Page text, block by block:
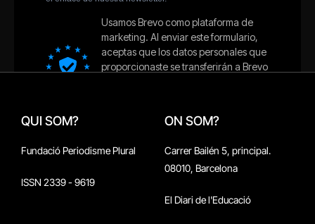
QUI SOM?
Fundació Periodisme Plural
ISSN 2339 - 9619
ON SOM?
Carrer Bailén 5, principal.
08010, Barcelona
El Diari de l'Educació